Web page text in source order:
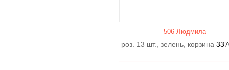
506 Людмила
роз. 13 шт., зелень, корзина